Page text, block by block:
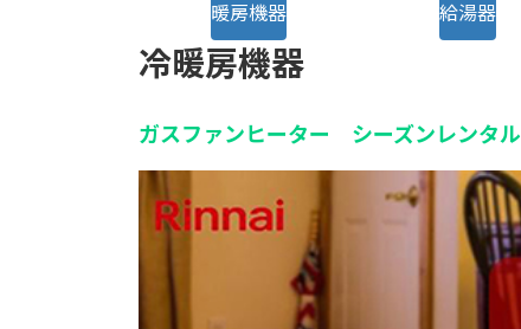
暖房機器 給湯器
冷暖房機器
ガスファンヒーター シーズンレンタル